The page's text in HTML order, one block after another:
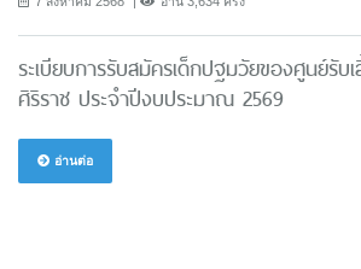
ระเบียบการรับสมัครเด็กปฐมวัยของศูนย์รับ
ศิริราช ประจำปีงบประมาณ 2569
อ่านต่อ